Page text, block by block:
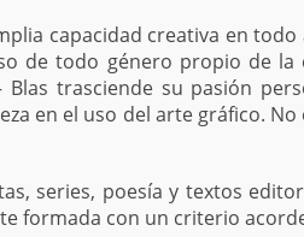
capacidad creativa en
de todo género propio de
trasciende su pasión
en el uso del arte gráfico.
series, poesía y textos
formada con un criterio